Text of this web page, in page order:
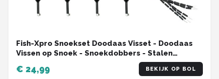
Fish-Xpro Snoekset Doodaas Visset - Doodaas
Vissen op Snoek - Snoekdobbers - Stalen
€ 24,99 BEKIJK OP BOL